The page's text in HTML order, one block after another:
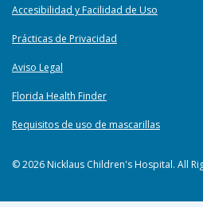
Accesibilidad y Facilidad de Uso
Prácticas de Privacidad
Aviso Legal
Florida Health Finder
Requisitos de uso de mascarillas
© 2026 Nicklaus Children's Hospital. All